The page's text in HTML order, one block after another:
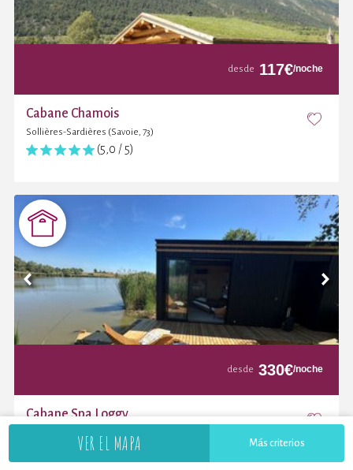
VER EL MAPA Más criterios
desde 117€/noche
Cabane Chamois
Sollières-Sardières (Savoie, 73)
(5,0 / 5)
desde 330€/noche
Cabane Spa Loggy